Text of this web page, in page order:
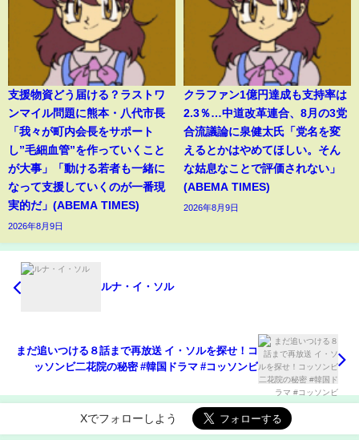
支援物資どう届ける？ラストワ
ンマイル問題に熊本・八代市長
「我々が町内会長をサポート
し”毛細血管”を作っていくこと
が大事」「動ける若者も一緒に
なって支援していくのが一番現
実的だ」(ABEMA TIMES)
2026年8月9日
クラファン1億円達成も支持率は
2.3％…中道改革連合、8月の3党
合流議論に泉健太氏「党名を変
えるとかはやめてほしい。そん
な姑息なことで評価されない」
(ABEMA TIMES)
2026年8月9日
ルナ・イ・ソル
まだ追いつける８話まで再放送 イ・ソルを探せ！コ
ッソンビ二花院の秘密 #韓国ドラマ #コッソンビ
Xでフォローしよう